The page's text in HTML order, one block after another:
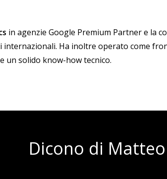
in agenzie Google Premium Partner e la
Ha inoltre operato come
un solido know-how tecnico.
Dicono di Matteo